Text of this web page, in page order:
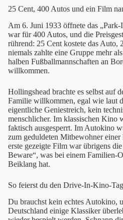
25 Cent, 400 Autos und ein Film
Am 6. Juni 1933 öffnete das
war für 400 Autos, und die
rührend: 25 Cent kostete das Auto,
niemals zahlte eine Gruppe mehr
halben Fußballmannschaften an
willkommen.
Hollingshead brachte es selbst auf
Familie willkommen, egal wie laut
eigentliche Geniestreich, kein
menschlicher. Im klassischen Kino
faktisch ausgesperrt. Im Autokino
zum geduldeten Mitbewohner
erste gezeigte Film war übrigens
Beware“, was bei einem Familien-
Beiklang hat.
So feierst du den Drive-In-Kino-Tag
Du brauchst kein echtes Autokino,
Deutschland einige Klassiker